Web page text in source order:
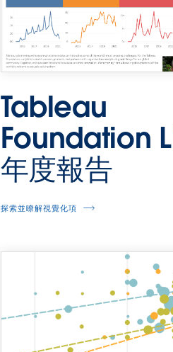
Tableau
Foundation
年度報告
探索並瞭解視覺化項